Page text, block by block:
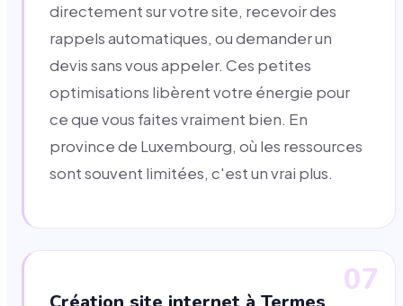
directement sur votre site, recevoir des
rappels automatiques, ou demander un
devis sans vous appeler. Ces petites
optimisations libèrent votre énergie pour
ce que vous faites vraiment bien. En
province de Luxembourg, où les ressources
sont souvent limitées, c'est un vrai plus.
07